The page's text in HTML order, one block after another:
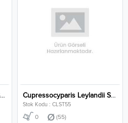
Cupressocyparis Leylandii Stem Clt 55 Cupressocyparis Leylandii Stem Clt 55
Stok Kodu : CLST55
0 (55)